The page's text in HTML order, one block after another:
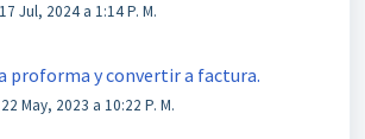
Jul, 2024 a 1:14 P. M.
proforma y convertir a factura.
May, 2023 a 10:22 P. M.